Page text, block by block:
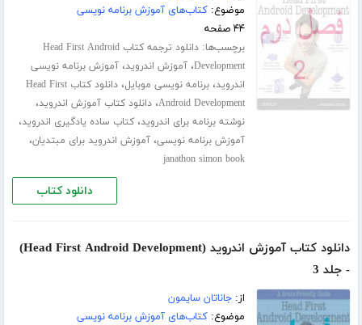
موضوع:کتاب‌های آموزش برنامه نویسی
۴۴ صفحه
برچسب‌ها:
دانلود ترجمه کتاب Head First Android
Development،آموزش اندروید،آموزش برنامه نویسی
اندروید،برنامه نویسی موبایل،
دانلود کتاب Head First
Android Development،دانلود کتاب آموزش اندروید،
نوشته برنامه برای اندروید،کتاب ساده یادگیری اندروید،
آموزش برنامه نویسی،آموزش اندروید برای مبتدیان،
janathon simon book
دانلود کتاب
دانلود کتاب آموزش اندروید (Head First Android Development)
- جلد 3
از:جاناتان سایمون
موضوع:کتاب‌های آموزش برنامه نویسی